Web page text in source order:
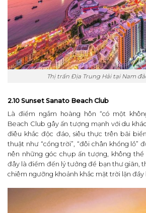
Thị trấn Địa Trung Hải tại Nam
2.10 Sunset Sanato Beach Club
Là điểm ngắm hoàng hôn “có một
Beach Club gây ấn tượng mạnh với du
điêu khắc độc đáo, siêu thực trên bãi
thuật như “cổng trời”, “đôi chân khổng lồ”
nên những góc chụp ấn tượng, không
đây là điểm đến lý tưởng để bạn thư giãn,
chiêm ngưỡng khoảnh khắc mặt trời lặn